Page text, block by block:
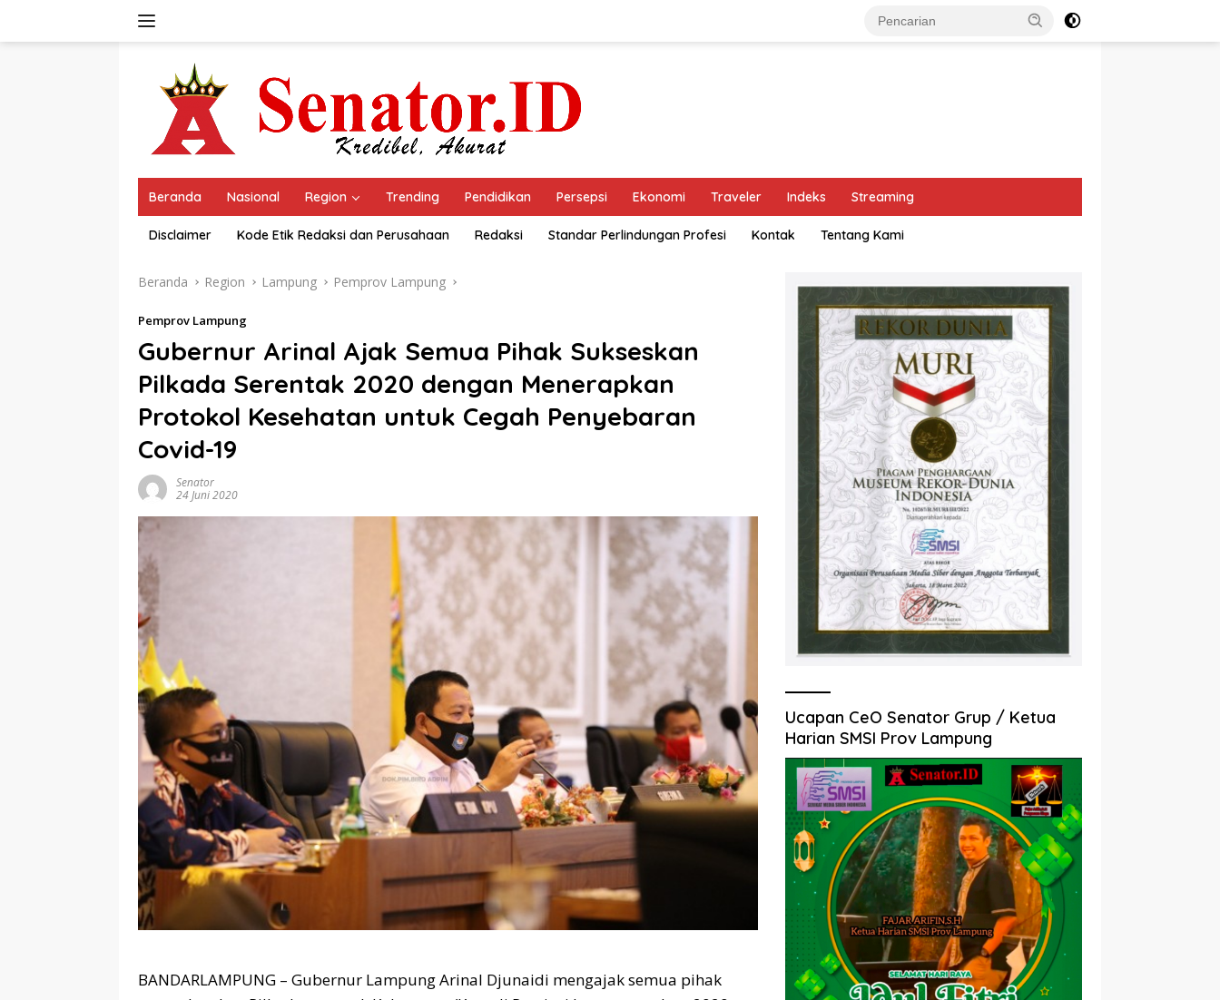
Beranda Nasional Region Trending Pendidikan Persepsi Ekonomi Traveler Indeks Streaming
Disclaimer Kode Etik Redaksi dan Perusahaan Redaksi Standar Perlindungan Profesi Kontak Tentang Kami
Beranda Region Lampung Pemprov Lampung
Pemprov Lampung
Gubernur Arinal Ajak Semua Pihak Sukseskan
Pilkada Serentak 2020 dengan Menerapkan
Protokol Kesehatan untuk Cegah Penyebaran
Covid-19
Senator
24 Juni 2020
BANDARLAMPUNG – Gubernur Lampung Arinal Djunaidi mengajak semua pihak
Ucapan CeO Senator Grup / Ketua
Harian SMSI Prov Lampung